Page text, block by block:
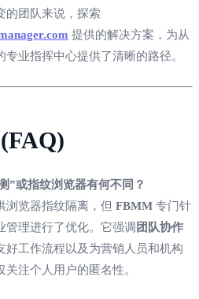
的团队来说，探索
提供的解决方案，为从
业指挥中心提供了清晰的路径。
”或指纹浏览器有何不同？
浏览器指纹隔离，但 FBMM 专门针
管理进行了优化。它强调 团队协作
好工作流程以及为营销人员和机构
注个人用户的匿名性。